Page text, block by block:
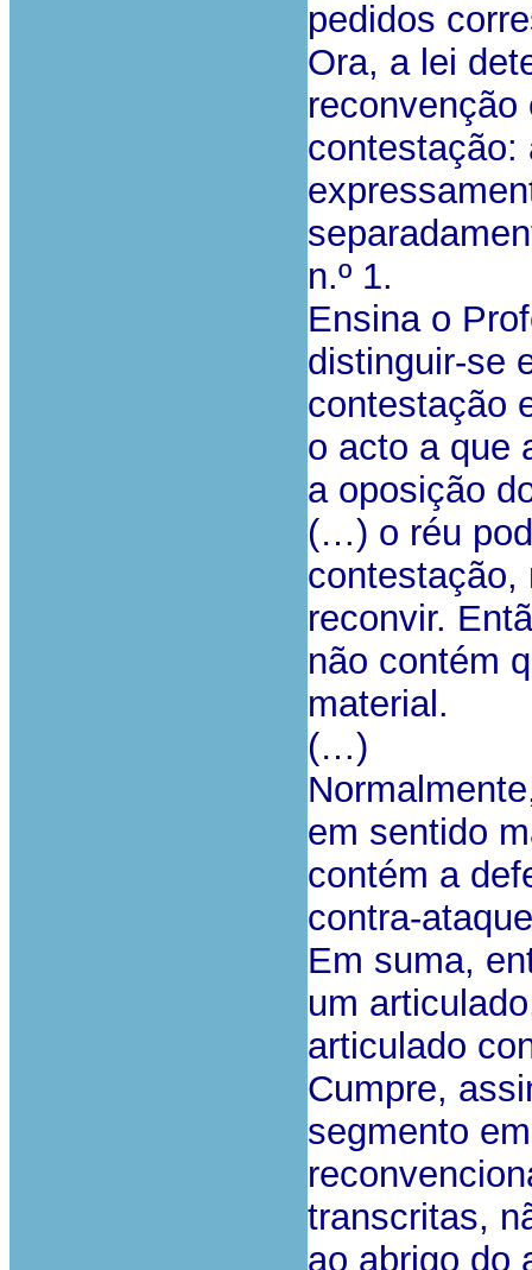
pedidos
Ora, a lei
contestação:
n.º 1.
Ensina o
distinguir-se
contestação
o acto a que
a oposição
(…) o réu
contestação,
reconvir.
não contém
material.
(…)
em sentido
contém a
contra-
Em suma,
um
articulado
Cumpre,
segmento
transcritas,
ao abrigo do